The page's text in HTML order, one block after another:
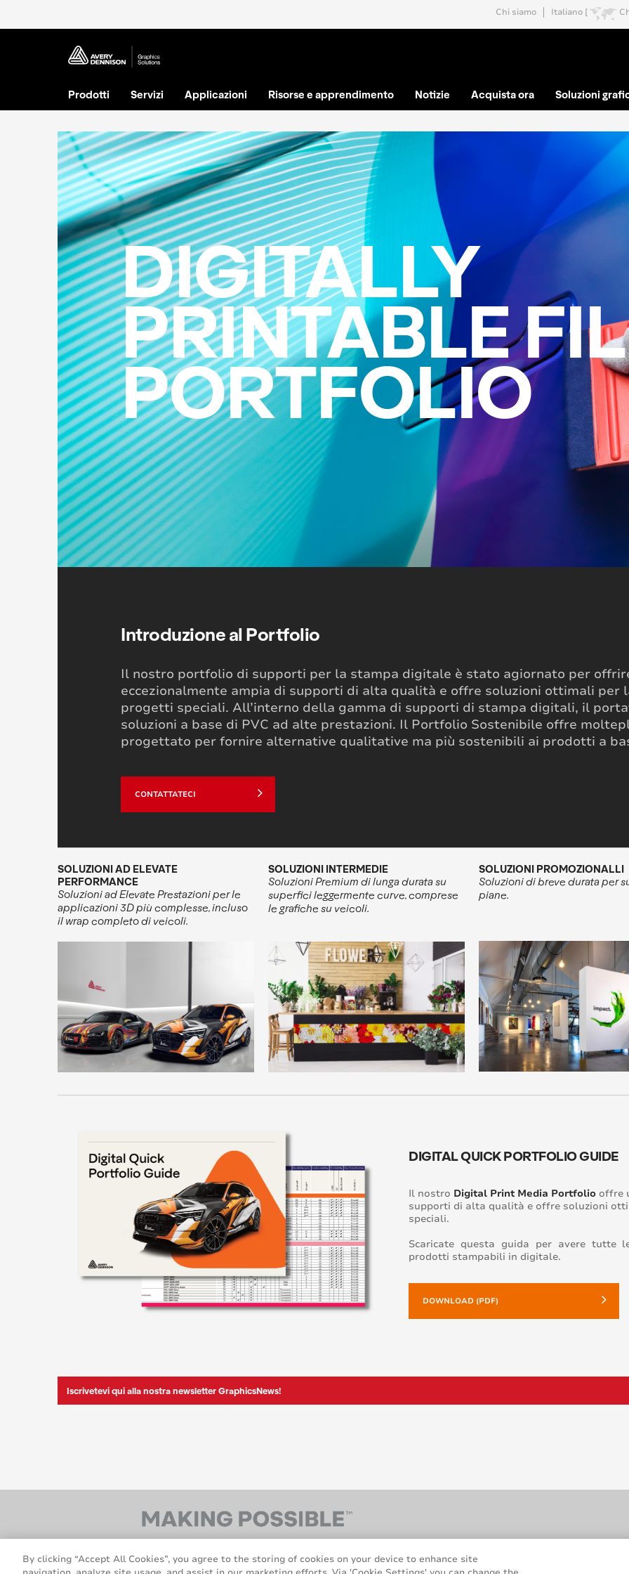
Chi siamo Italiano [
Prodotti Servizi Applicazioni Risorse e apprendimento Notizie Acquista ora Soluzioni
DIGITALLY
PRINTABLE
PORTFOLIO
Introduzione al Portfolio
Il nostro portfolio di supporti per la stampa digitale è stato agiornato per
eccezionalmente ampia di supporti di alta qualità e offre soluzioni ottimali per
progetti speciali. All’interno della gamma di supporti di stampa digitali, il
soluzioni a base di PVC ad alte prestazioni. Il Portfolio Sostenibile offre
progettato per fornire alternative qualitative ma più sostenibili ai prodotti a
CONTATTATECI
SOLUZIONI AD ELEVATE
PERFORMANCE
Soluzioni ad Elevate Prestazioni per le
applicazioni 3D piùcomplesse, incluso
il wrap completo di veicoli.
SOLUZIONI INTERMEDIE
Soluzioni Premium di lunga durata su
superfici leggermente curve, comprese
le grafiche su veicoli.
SOLUZIONI PROMOZIONALLI
Soluzioni di breve durata per
piane.
DIGITAL QUICK PORTFOLIO GUIDE
Il nostro Digital Print Media Portfolio offre
supporti di alta qualità e offre soluzioni
speciali.
Scaricate questa guida per avere tutte
prodotti stampabili in digitale.
DOWNLOAD (PDF)
Iscrivetevi qui alla nostra newsletter GraphicsNews!
By clicking “Accept All Cookies”, you agree to the storing of cookies on your device to enhance site